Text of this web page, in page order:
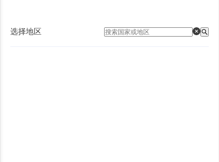
选择地区